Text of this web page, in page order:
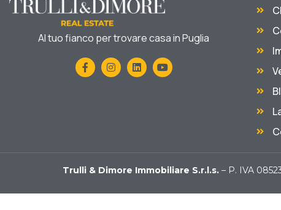
Al tuo fianco per trovare casa in Puglia
Trulli & Dimore Immobiliare S.r.l.s. – P. IVA